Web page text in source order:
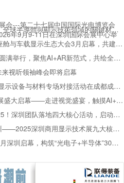
会---第二十七届中国国际光电博览会
年9月9-11日在深圳国际会展中心举
「SEMICON China 2026」全球半導體與顯示技術領域的關鍵材料創新領導者——永光化學(Everlight Chemical)
邀您参与 | 2026全球智能座舱与车载显示生态大会3月启幕，共建共享汽车产业新生态新市场
首届AIE未来视听领袖峰会圆满举行，聚焦AI+AR新范式，共绘全球视听产业新图景
视听领袖峰会即将启幕
聚链成势 协同创新 | 2025显示设备与材料专场对接活动在成都成功举办
2025深圳国际全触与显示展盛大启幕——走进视觉盛宴，触摸AI+显示科技的时代脉动
中国创新闪耀柏林 IFA 2025！深圳团队落地四大核心活动，启动申请 IFA NEXT2026创新伙伴国
商用显示盛宴即将空降深圳——2025深圳商用显示技术展九大核心亮点，提前锁定不容错过！
26届中国国际光电博览会9月深圳启幕，构筑“光电子+半导体”30万平融合生态！